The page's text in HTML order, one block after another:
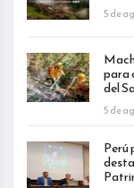
5 de
para
del
5 de
Perú